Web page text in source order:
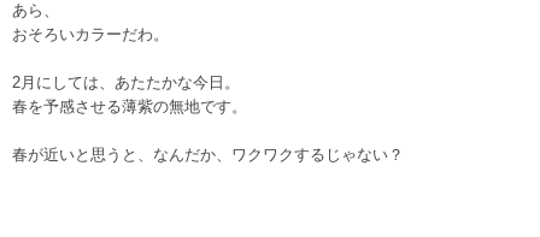
あら、
おそろいカラーだわ。
2月にしては、あたたかな今日。
春を予感させる薄紫の無地です。
春が近いと思うと、なんだか、ワクワクするじゃない？